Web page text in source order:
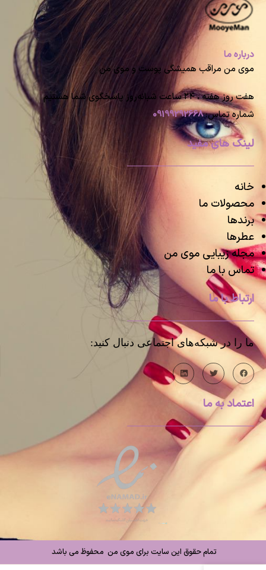
درباره ما
موی من مراقب همیشگی پوست و موی من
هفت روز هفته ، ۲۴ ساعت شبانه‌روز پاسخگوی شما هستیم
شماره تماس:09199292668
لینک های مفید
خانه
محصولات ما
برندها
عطرها
مجله زیبایی موی من
تماس با ما
ارتباط با ما
ما را در شبکه‌های اجتماعی دنبال کنید:
اعتماد به ما
تمام حقوق این سایت برای موی من محفوظ می باشد